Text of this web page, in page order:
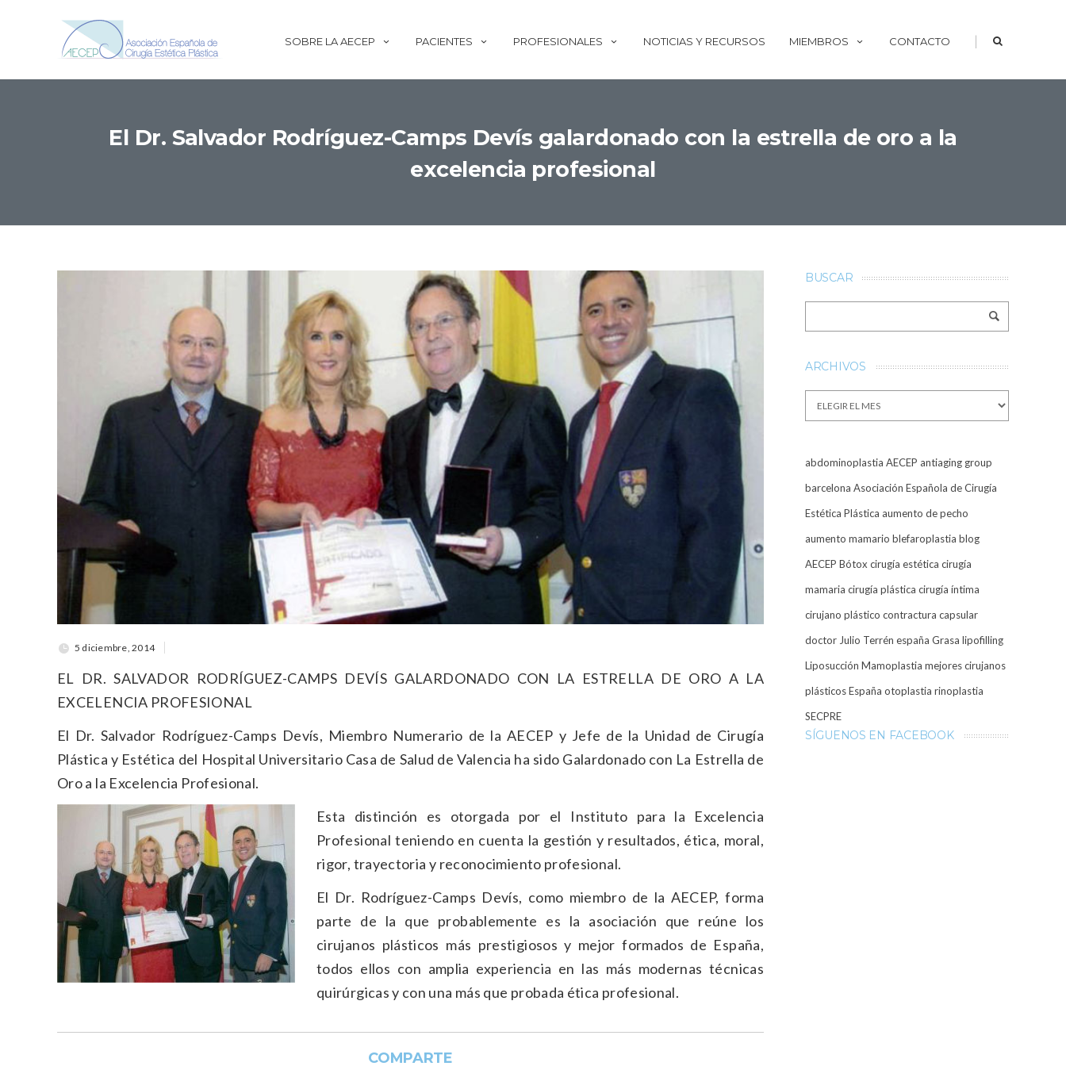
SOBRE LA AECEP PACIENTES PROFESIONALES NOTICIAS Y RECURSOS MIEMBROS CONTACTO |
El Dr. Salvador Rodríguez-Camps Devís galardonado con la estrella de oro a la
excelencia profesional
5 diciembre, 2014
EL DR. SALVADOR RODRÍGUEZ-CAMPS DEVÍS GALARDONADO CON LA ESTRELLA DE ORO A LA
EXCELENCIA PROFESIONAL
El Dr. Salvador Rodríguez-Camps Devís, Miembro Numerario de la AECEP y Jefe de la Unidad de Cirugía
Plástica y Estética del Hospital Universitario Casa de Salud de Valencia ha sido Galardonado con La Estrella de
Oro a la Excelencia Profesional.
Esta distinción es otorgada por el Instituto para la Excelencia
Profesional teniendo en cuenta la gestión y resultados, ética, moral,
rigor, trayectoria y reconocimiento profesional.
El Dr. Rodríguez-Camps Devís, como miembro de la AECEP, forma
parte de la que probablemente es la asociación que reúne los
cirujanos plásticos más prestigiosos y mejor formados de España,
todos ellos con amplia experiencia en las más modernas técnicas
quirúrgicas y con una más que probada ética profesional.
COMPARTE
BUSCAR
ARCHIVOS
Archivos
abdominoplastia AECEP antiaging group
barcelona Asociación Española de Cirugía
Estética Plástica aumento de pecho
aumento mamario blefaroplastia blog
AECEP Bótox cirugía estética cirugía
mamaria cirugía plástica cirugía íntima
cirujano plástico contractura capsular
doctor Julio Terrén españa Grasa lipofilling
Liposucción Mamoplastia mejores cirujanos
plásticos España otoplastia rinoplastia
SECPRE
SÍGUENOS EN FACEBOOK